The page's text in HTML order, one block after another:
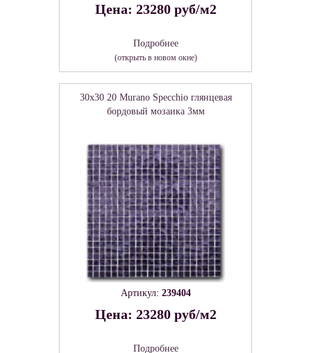
Цена: 23280 руб/м2
Подробнее
(открыть в новом окне)
30x30 20 Murano Specchio глянцевая
бордовый мозаика 3мм
Артикул: 239404
Цена: 23280 руб/м2
Подробнее